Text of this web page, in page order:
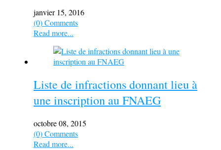
janvier 15, 2016
(0) Comments
Read more...
Liste de infractions donnant lieu à
une inscription au FNAEG
octobre 08, 2015
(0) Comments
Read more...